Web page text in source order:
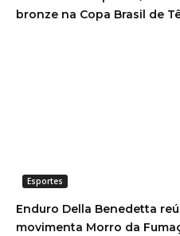
bronze na Copa Brasil de
Esportes
Enduro Della Benedetta
movimenta Morro da